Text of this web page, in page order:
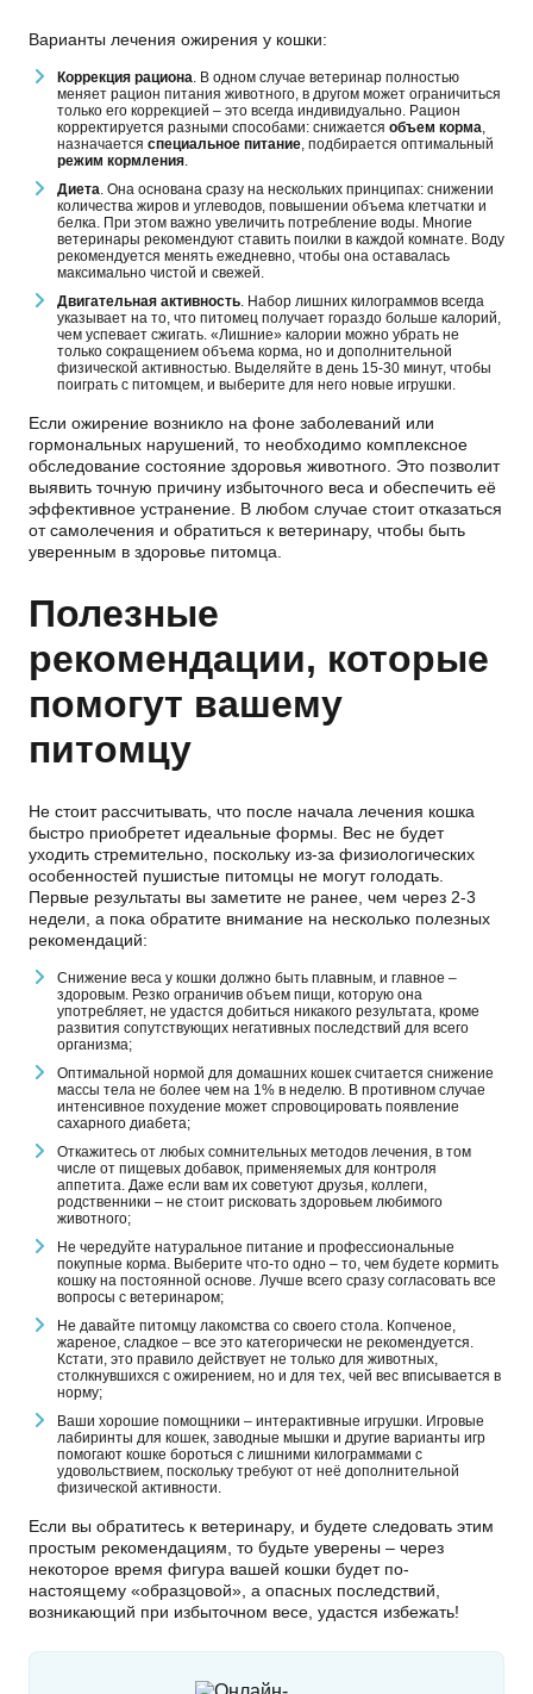
Варианты лечения ожирения у кошки:
Коррекция рациона. В одном случае ветеринар полностью
меняет рацион питания животного, в другом может ограничиться
только его коррекцией – это всегда индивидуально. Рацион
корректируется разными способами: снижается объем корма,
назначается специальное питание, подбирается оптимальный
режим кормления.
Диета. Она основана сразу на нескольких принципах: снижении
количества жиров и углеводов, повышении объема клетчатки и
белка. При этом важно увеличить потребление воды. Многие
ветеринары рекомендуют ставить поилки в каждой комнате. Воду
рекомендуется менять ежедневно, чтобы она оставалась
максимально чистой и свежей.
Двигательная активность. Набор лишних килограммов всегда
указывает на то, что питомец получает гораздо больше калорий,
чем успевает сжигать. «Лишние» калории можно убрать не
только сокращением объема корма, но и дополнительной
физической активностью. Выделяйте в день 15-30 минут, чтобы
поиграть с питомцем, и выберите для него новые игрушки.
Если ожирение возникло на фоне заболеваний или
гормональных нарушений, то необходимо комплексное
обследование состояние здоровья животного. Это позволит
выявить точную причину избыточного веса и обеспечить её
эффективное устранение. В любом случае стоит отказаться
от самолечения и обратиться к ветеринару, чтобы быть
уверенным в здоровье питомца.
Полезные
рекомендации, которые
помогут вашему
питомцу
Не стоит рассчитывать, что после начала лечения кошка
быстро приобретет идеальные формы. Вес не будет
уходить стремительно, поскольку из-за физиологических
особенностей пушистые питомцы не могут голодать.
Первые результаты вы заметите не ранее, чем через 2-3
недели, а пока обратите внимание на несколько полезных
рекомендаций:
Снижение веса у кошки должно быть плавным, и главное –
здоровым. Резко ограничив объем пищи, которую она
употребляет, не удастся добиться никакого результата, кроме
развития сопутствующих негативных последствий для всего
организма;
Оптимальной нормой для домашних кошек считается снижение
массы тела не более чем на 1% в неделю. В противном случае
интенсивное похудение может спровоцировать появление
сахарного диабета;
Откажитесь от любых сомнительных методов лечения, в том
числе от пищевых добавок, применяемых для контроля
аппетита. Даже если вам их советуют друзья, коллеги,
родственники – не стоит рисковать здоровьем любимого
животного;
Не чередуйте натуральное питание и профессиональные
покупные корма. Выберите что-то одно – то, чем будете кормить
кошку на постоянной основе. Лучше всего сразу согласовать все
вопросы с ветеринаром;
Не давайте питомцу лакомства со своего стола. Копченое,
жареное, сладкое – все это категорически не рекомендуется.
Кстати, это правило действует не только для животных,
столкнувшихся с ожирением, но и для тех, чей вес вписывается в
норму;
Ваши хорошие помощники – интерактивные игрушки. Игровые
лабиринты для кошек, заводные мышки и другие варианты игр
помогают кошке бороться с лишними килограммами с
удовольствием, поскольку требуют от неё дополнительной
физической активности.
Если вы обратитесь к ветеринару, и будете следовать этим
простым рекомендациям, то будьте уверены – через
некоторое время фигура вашей кошки будет по-
настоящему «образцовой», а опасных последствий,
возникающий при избыточном весе, удастся избежать!